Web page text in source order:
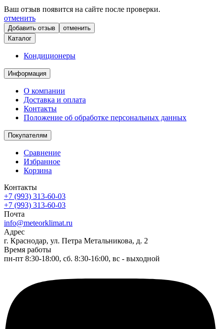
Ваш отзыв появится на сайте после проверки.
отменить
отменить
Каталог
Кондиционеры
Информация
О компании
Доставка и оплата
Контакты
Положение об обработке персональных данных
Покупателям
Сравнение
Избранное
Корзина
Контакты
+7 (993) 313-60-03
+7 (993) 313-60-03
Почта
info@meteorklimat.ru
Адрес
г. Краснодар, ул. Петра Метальникова, д. 2
Время работы
пн-пт 8:30-18:00, сб. 8:30-16:00, вс - выходной